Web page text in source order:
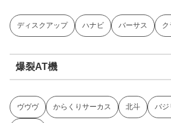
ディスクアップ ハナビ バーサス ク
爆裂AT機
ヴヴヴ からくりサーカス 北斗 バジ